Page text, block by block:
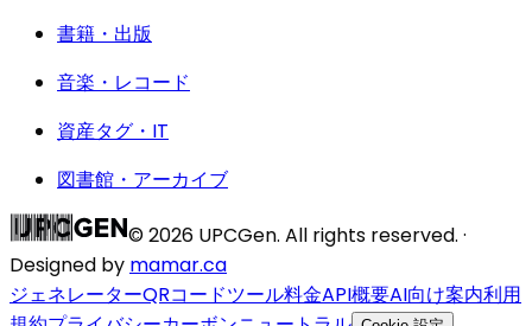
書籍・出版
音楽・レコード
資産タグ・IT
図書館・アーカイブ
©2026 UPCGen. All rights reserved. ·
Designed by mamar.ca
ジェネレーターQRコードツール料金API概要AI向け案内利用